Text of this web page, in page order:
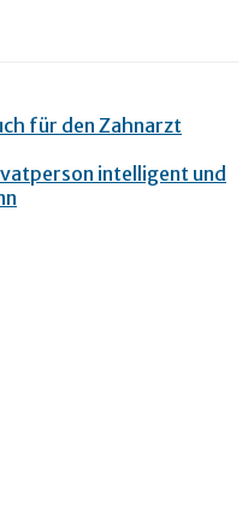
für den Zahnarzt
intelligent und